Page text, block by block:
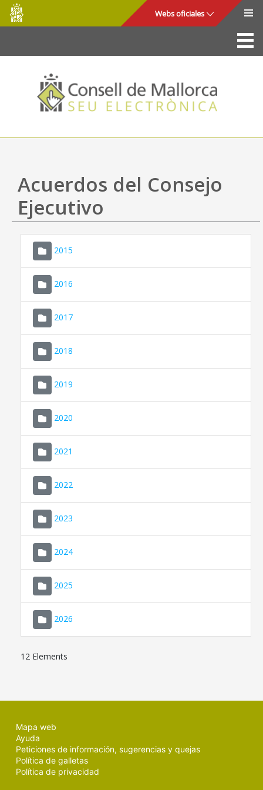
Saltar al contenido principal
Consell
de
Mallorca
Webs oficiales
La Sede
Consejo de Mallorca
Acceso y seguridad
Utilidades
Mapa web
Ayuda
Acuerdos del Consejo
Ejecutivo
2015
2016
2017
2018
2019
2020
2021
2022
2023
2024
2025
2026
12 Elements
Mapa web
Ayuda
Peticiones de información, sugerencias y quejas
Política de galletas
Política de privacidad